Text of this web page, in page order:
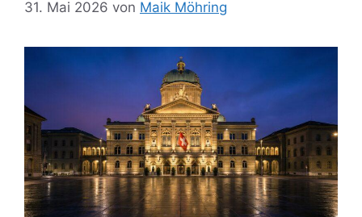
31. Mai 2026 von Maik Möhring